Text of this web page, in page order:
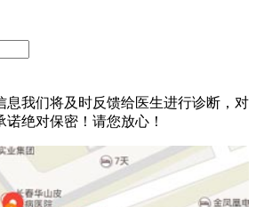
息我们将及时反馈给医生进行诊断，对
绝对保密！请您放心！